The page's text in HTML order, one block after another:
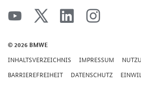
SrOnlyServicemenü
youtube x linkedin instagram
© 2026 BMWE
INHALTSVERZEICHNIS IMPRESSUM
BARRIEREFREIHEIT
DATENSCHUTZ